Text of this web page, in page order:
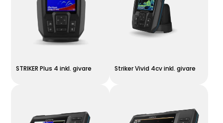
STRIKER Plus 4 inkl. givare Striker Vivid 4cv inkl. givare